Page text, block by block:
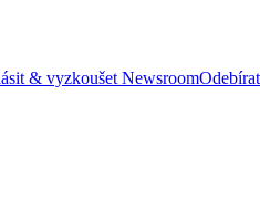
& vyzkoušet Newsroom